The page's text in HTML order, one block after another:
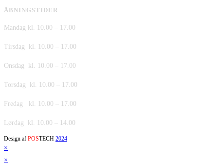
ÅBNINGSTIDER
Mandag kl. 10.00 – 17.00
Tirsdag kl. 10.00 – 17.00
Onsdag kl. 10.00 – 17.00
Torsdag kl. 10.00 – 17.00
Fredag kl. 10.00 – 17.00
Lørdag kl. 10.00 – 14.00
Design af POSTECH 2024
×
×